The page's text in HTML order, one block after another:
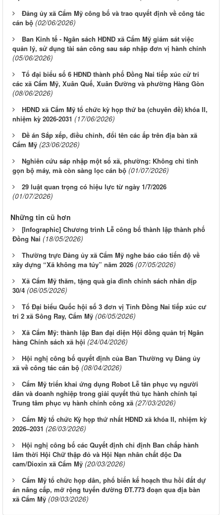
Đảng ủy xã Cẩm Mỹ công bố và trao quyết định về công tác
cán bộ (02/06/2026)
Ban Kinh tế - Ngân sách HĐND xã Cẩm Mỹ giám sát việc
quản lý, sử dụng tài sản công sau sáp nhập đơn vị hành chính
(05/06/2026)
Tổ đại biểu số 6 HĐND thành phố Đồng Nai tiếp xúc cử tri
các xã Cẩm Mỹ, Xuân Quế, Xuân Đường và phường Hàng Gòn
(08/06/2026)
HĐND xã Cẩm Mỹ tổ chức kỳ họp thứ ba (chuyên đề) khóa II,
nhiệm kỳ 2026-2031 (17/06/2026)
Đề án Sắp xếp, điều chỉnh, đổi tên các ấp trên địa bàn xã
Cẩm Mỹ (23/06/2026)
Nghiên cứu sáp nhập một số xã, phường: Không chỉ tinh
gọn bộ máy, mà còn sàng lọc cán bộ (01/07/2026)
29 luật quan trọng có hiệu lực từ ngày 1/7/2026
(01/07/2026)
Những tin cũ hơn
[Infographic] Chương trình Lễ công bố thành lập thành phố
Đồng Nai (18/05/2026)
Thường trực Đảng ủy xã Cẩm Mỹ nghe báo cáo tiến độ về
xây dựng “Xã không ma túy” năm 2026 (07/05/2026)
Xã Cẩm Mỹ thăm, tặng quà gia đình chính sách nhân dịp
30/4 (06/05/2026)
Tổ Đại biểu Quốc hội số 3 đơn vị Tỉnh Đồng Nai tiếp xúc cư
tri 2 xã Sông Ray, Cẩm Mỹ (06/05/2026)
Xã Cẩm Mỹ: thành lập Ban đại diện Hội đồng quản trị Ngân
hàng Chính sách xã hội (24/04/2026)
Hội nghị công bố quyết định của Ban Thường vụ Đảng ủy
xã về công tác cán bộ (08/04/2026)
Cẩm Mỹ triển khai ứng dụng Robot Lễ tân phục vụ người
dân và doanh nghiệp trong giải quyết thủ tục hành chính tại
Trung tâm phục vụ hành chính công xã (27/03/2026)
Cẩm Mỹ tổ chức Kỳ họp thứ nhất HĐND xã khóa II, nhiệm kỳ
2026–2031 (26/03/2026)
Hội nghị công bố các Quyết định chỉ định Ban chấp hành
lâm thời Hội Chữ thập đỏ và Hội Nạn nhân chất độc Da
cam/Dioxin xã Cẩm Mỹ (20/03/2026)
Cẩm Mỹ tổ chức họp dân, phổ biến kế hoạch thu hồi đất dự
án nâng cấp, mở rộng tuyến đường ĐT.773 đoạn qua địa bàn
xã Cẩm Mỹ (09/03/2026)